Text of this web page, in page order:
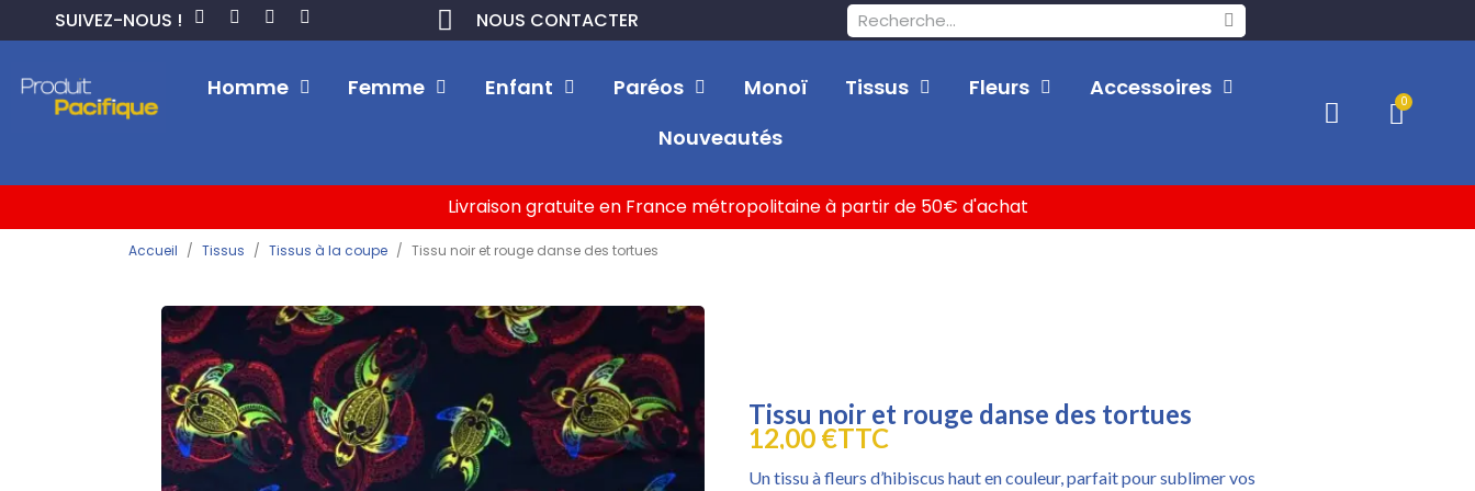
SUIVEZ-NOUS ! NOUS CONTACTER
Homme Femme Enfant Paréos Monoï Tissus Fleurs
Accessoires
Nouveautés
Livraison gratuite en France métropolitaine à partir de 50€ d'achat
Accueil Tissus Tissus à la coupe Tissu noir et rouge danse des tortues
Tissu noir et rouge danse des tortues
12,00 €TTC
Un tissu à fleurs d’hibiscus haut en couleur, parfait pour sublimer vos